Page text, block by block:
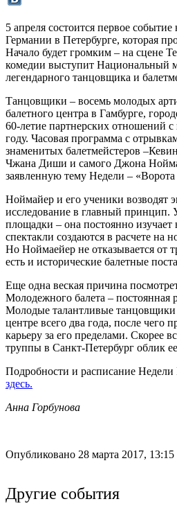
5 апреля состоится первое
Германии в Петербурге, которая
Начало будет громким – на сцене
комедии выступит Национальный
легендарного танцовщика и
Танцовщики – восемь молодых
балетного центра в Гамбурге,
60-летие партнерских отношений
году. Часовая программа с
знаменитых балетмейстеров
Чжана Диши и самого Джона
заявленную тему Недели –
Ноймайер и его ученики возводят
исследование в главный принцип.
площадки – она постоянно изучает
спектакли создаются в расчете на
Но Ноймаейер не отказывается от
есть и исторические балетные
Еще одна веская причина
Молодежного балета – постоянная
Молодые талантливые танцовщики
центре всего два года, после чего
карьеру за его пределами. Скорее
труппы в Санкт-Петербург облик
Подробности и расписание
здесь.
Анна Горбунова
Опубликовано 28 марта 2017, 13:15
Другие события